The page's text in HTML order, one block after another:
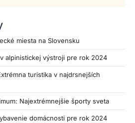
miesta na Slovensku
alpinistickej výstroji pre rok 2024
turistika v najdrsnejších
Najextrémnejšie športy sveta
domácnosti pre rok 2024